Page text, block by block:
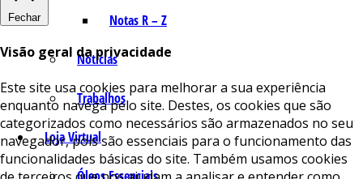
Notas R – Z
Notícias
Trabalhos
Loja Virtual
Fechar
Visão geral da privacidade
Este site usa cookies para melhorar a sua experiência
enquanto navega pelo site. Destes, os cookies que são
categorizados como necessários são armazenados no seu
navegador, pois são essenciais para o funcionamento das
funcionalidades básicas do site. Também usamos cookies